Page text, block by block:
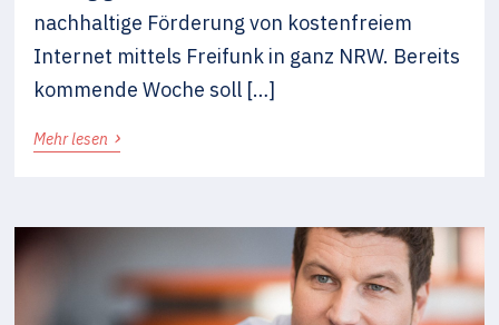
nachhaltige Förderung von kostenfreiem
Internet mittels Freifunk in ganz NRW. Bereits
kommende Woche soll […]
Mehr lesen ›